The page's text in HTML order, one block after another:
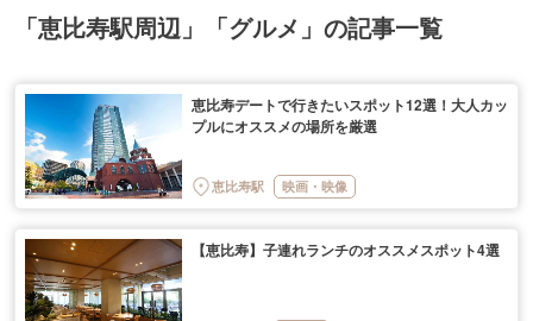
「恵比寿駅周辺」「グルメ」の記事一覧
恵比寿デートで行きたいスポット12選！大人カッ
プルにオススメの場所を厳選
恵比寿駅 映画・映像
【恵比寿】子連れランチのオススメスポット4選